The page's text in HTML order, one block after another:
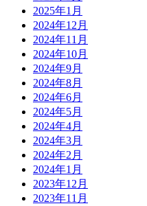
2025年1月
2024年12月
2024年11月
2024年10月
2024年9月
2024年8月
2024年6月
2024年5月
2024年4月
2024年3月
2024年2月
2024年1月
2023年12月
2023年11月